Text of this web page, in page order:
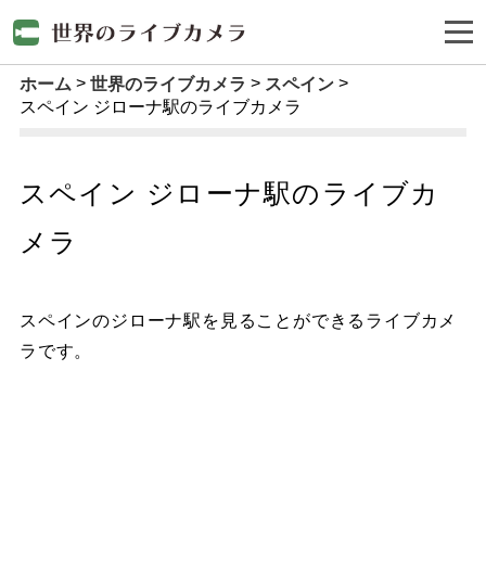
ホーム 世界のライブカメラ
スペイン
スペイン ジローナ駅のライブカメラ
スペイン ジローナ駅のライブカ
メラ
スペインのジローナ駅を見ることができるライブカメ
ラです。